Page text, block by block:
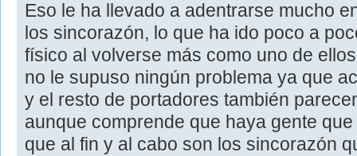
Eso le ha llevado a adentrarse mucho
los sincorazón, lo que ha ido poco a
físico al volverse más como uno de
no le supuso ningún problema ya que
y el resto de portadores también
aunque comprende que haya gente
que al fin y al cabo son los sincorazón